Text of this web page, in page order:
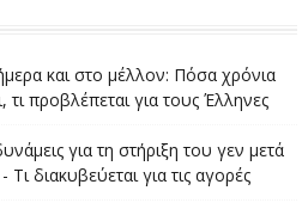
και στο μέλλον: Πόσα χρόνια
τι προβλέπεται για τους Έλληνες
για τη στήριξη του γεν μετά
διακυβεύεται για τις αγορές